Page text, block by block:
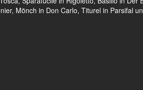
Mönch in Don Carlo, Titurel in Parsifal